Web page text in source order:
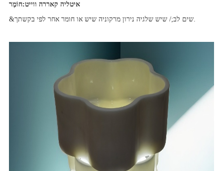
חוֹמֶר:איטליה קאררה ווייט
&שים לב;/ שיש שלגיה נירון מרקוניה שיש או חומר אחר לפי בקשתך.